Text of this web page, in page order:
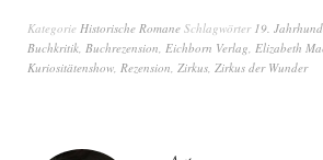
Keigo Higashino
Kategorie Historische Romane Schlagwörter 19.
Buchkritik Buchrezension Eichborn Verlag Elizabeth
Kuriositätenshow Rezension Zirkus Zirkus der Wunder